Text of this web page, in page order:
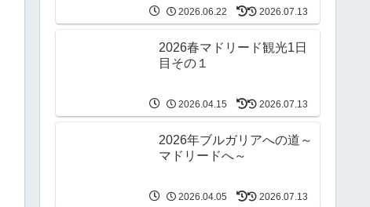
2026.06.22 2026.07.13
2026春マドリード観光1日
目その１
2026.04.15 2026.07.13
2026年ブルガリアへの道～
マドリードへ～
2026.04.05 2026.07.13